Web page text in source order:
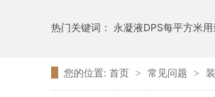
热门关键词： 永凝液DPS每平方米用
您的位置: 首页 > 常见问题 >